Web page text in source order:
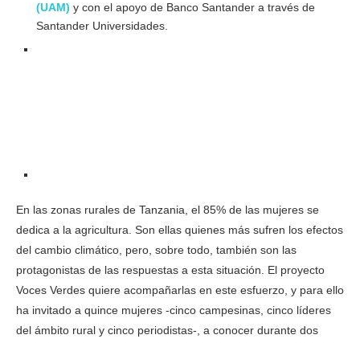
(UAM) y con el apoyo de Banco Santander a través de
Santander Universidades.
En las zonas rurales de Tanzania, el 85% de las mujeres se
dedica a la agricultura. Son ellas quienes más sufren los efectos
del cambio climático, pero, sobre todo, también son las
protagonistas de las respuestas a esta situación. El proyecto
Voces Verdes quiere acompañarlas en este esfuerzo, y para ello
ha invitado a quince mujeres -cinco campesinas, cinco líderes
del ámbito rural y cinco periodistas-, a conocer durante dos